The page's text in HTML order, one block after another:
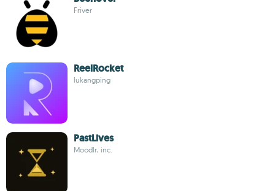
Friver
ReelRocket
lukangping
PastLives
Moodlr, inc.